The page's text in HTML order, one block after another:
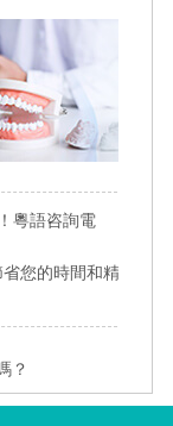
粵語咨詢電
您的時間和精
？